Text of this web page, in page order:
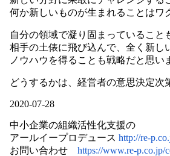
何か新しいものが生まれることはワ
自分の領域で凝り固まっていること
相手の土俵に飛び込んで、全く新し
ノウハウを得ることも戦略だと思い
どうするかは、経営者の意思決定次
2020-07-28
中小企業の組織活性化支援の
アールイープロデュース http://re-
お問い合わせ https://www.re-p.co.jp/